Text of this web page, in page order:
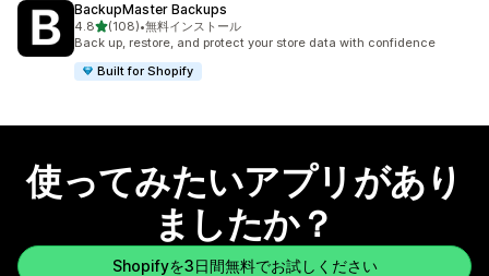
BackupMaster Backups
4.85つ星中
(108)
合計レビュー数：108件
•無料インストール
Back up, restore, and protect your store data with confidence
Built for Shopify
使ってみたいアプリがあり
ましたか？
Shopifyを3日間無料でお試しください